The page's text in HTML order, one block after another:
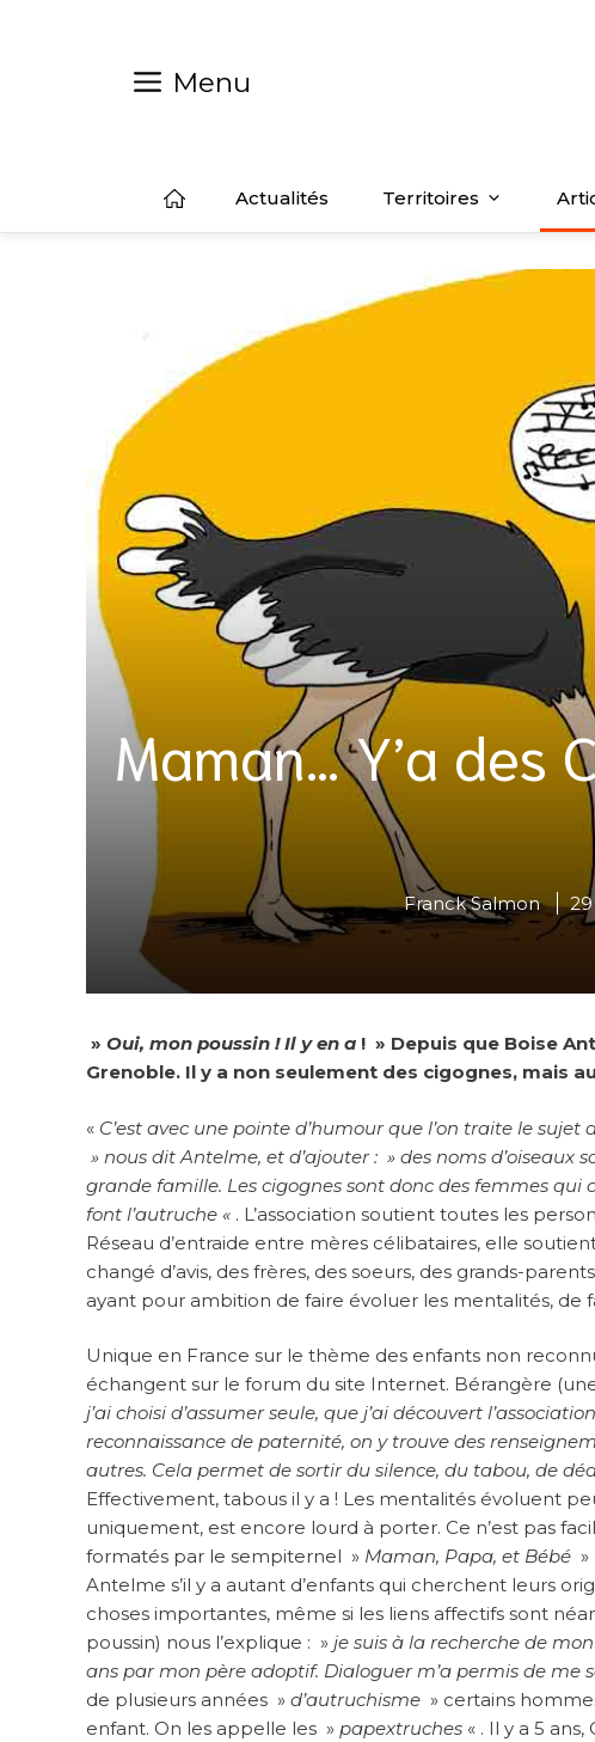
Menu
Actualités Territoires
Maman… Y’a des
Franck Salmon 29
» Oui, mon poussin ! Il y en a ! » Depuis que Boise
Grenoble. Il y a non seulement des cigognes, mais
« C’est avec une pointe d’humour que l’on traite le
» nous dit Antelme, et d’ajouter : » des noms
grande famille. Les cigognes sont donc des femmes qui
font l’autruche « . L’association soutient toutes les
Réseau d’entraide entre mères célibataires, elle
changé d’avis, des frères, des soeurs, des grands-
ayant pour ambition de faire évoluer les mentalités, de
Unique en France sur le thème des enfants non
échangent sur le forum du site Internet. Bérangère
j’ai choisi d’assumer seule, que j’ai découvert
reconnaissance de paternité, on y trouve des
autres. Cela permet de sortir du silence, du tabou, de
Effectivement, tabous il y a ! Les mentalités évoluent
uniquement, est encore lourd à porter. Ce n’est pas
formatés par le sempiternel » Maman, Papa, et Bébé
Antelme s’il y a autant d’enfants qui cherchent leurs
choses importantes, même si les liens affectifs sont
poussin) nous l’explique : » je suis à la recherche de
ans par mon père adoptif. Dialoguer m’a permis de me
de plusieurs années » d’autruchisme » certains
enfant. On les appelle les » papextruches « . Il y a 5